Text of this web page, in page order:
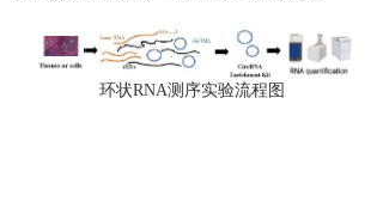
环状RNA测序实验流程图